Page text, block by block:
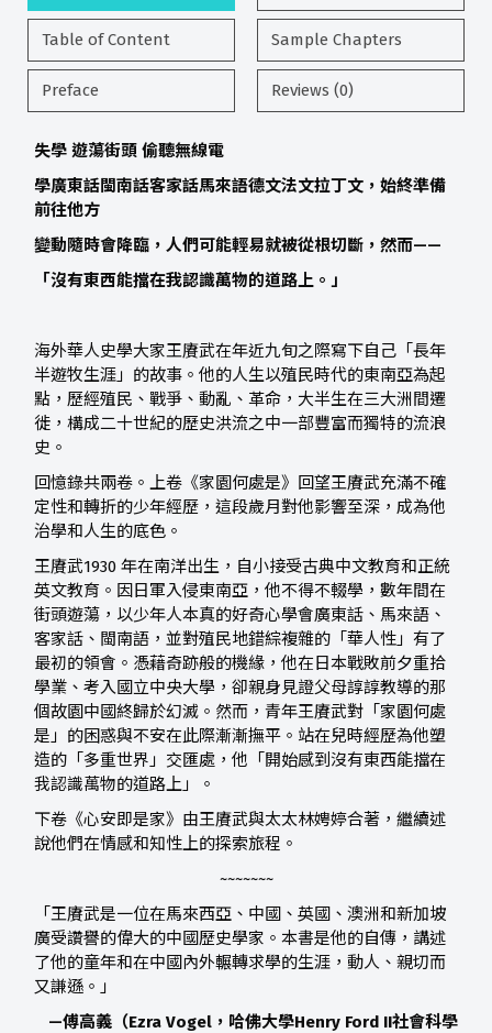
Table of Content Sample Chapters
Preface Reviews (0)
失學 遊蕩街頭 偷聽無線電
學廣東話閩南話客家話馬來語德文法文拉丁文，始終準備
前往他方
變動隨時會降臨，人們可能輕易就被從根切斷，然而——
「沒有東西能擋在我認識萬物的道路上。」
海外華人史學大家王賡武在年近九旬之際寫下自己「長年
半遊牧生涯」的故事。他的人生以殖民時代的東南亞為起
點，歷經殖民、戰爭、動亂、革命，大半生在三大洲間遷
徙，構成二十世紀的歷史洪流之中一部豐富而獨特的流浪
史。
回憶錄共兩卷。上卷《家園何處是》回望王賡武充滿不確
定性和轉折的少年經歷，這段歲月對他影響至深，成為他
治學和人生的底色。
王賡武1930 年在南洋出生，自小接受古典中文教育和正統
英文教育。因日軍入侵東南亞，他不得不輟學，數年間在
街頭遊蕩，以少年人本真的好奇心學會廣東話、馬來語、
客家話、閩南語，並對殖民地錯綜複雜的「華人性」有了
最初的領會。憑藉奇跡般的機緣，他在日本戰敗前夕重拾
學業、考入國立中央大學，卻親身見證父母諄諄教導的那
個故園中國終歸於幻滅。然而，青年王賡武對「家園何處
是」的困惑與不安在此際漸漸撫平。站在兒時經歷為他塑
造的「多重世界」交匯處，他「開始感到沒有東西能擋在
我認識萬物的道路上」。
下卷《心安即是家》由王賡武與太太林娉婷合著，繼續述
說他們在情感和知性上的探索旅程。
~~~~~~~
「王賡武是一位在馬來西亞、中國、英國、澳洲和新加坡
廣受讚譽的偉大的中國歷史學家。本書是他的自傳，講述
了他的童年和在中國內外輾轉求學的生涯，動人、親切而
又謙遜。」
—傅高義（Ezra Vogel，哈佛大學Henry Ford II社會科學